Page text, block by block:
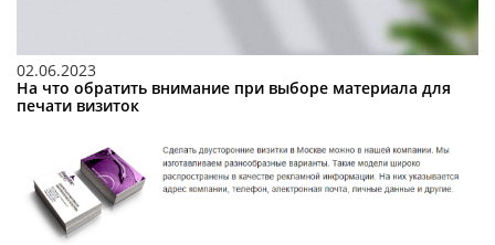
02.06.2023
На что обратить внимание при выборе материала для
печати визиток